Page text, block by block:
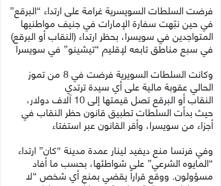
فرضت السلطات السويسرية غرامة على ارتداء “البرقع”
في حين نبّهت سفارة الإمارات في جنيف مواطنيها
المتواجدين في سويسرا، بحظر ارتداء (النقاب أو البرقع)
في سبع مناطق تابعه لإقليم “تيشينو” في سويسرا
وكانت السلطات السويرية فرضت في 8 من تموز
الحالي عقوبة مالية على أي سيدة ترتدي
النقاب أو البرقع تصل قيمتها إلى 10 آلاف دولار،
حيث بدأت السلطات تطبيق قانون حظر النقاب في
أجزاء من سويسرا، وأقر القانون عبر استفتاء
وفي فرنسا منع ديفيد لينار عمدة مدينة “كان” ارتداء
“المايوه الشرعي” على شواطئها، بحسب ما أفاد
مسؤولون. ووقع قراراً يقضي بمنع أي شخص “لا